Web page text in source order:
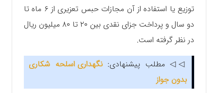
توزیع یا استفاده از آن مجازات حبس تعزیری از ۶ ماه تا
دو سال و پرداخت جزای نقدی بین ۲۰ تا ۸۰ میلیون ریال
در نظر گرفته است.
◁◁ مطلب پیشنهادی:نگهداری اسلحه شکاری
بدون جواز